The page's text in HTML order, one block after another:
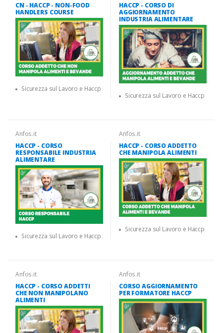
CN - HACCP - NON-FOOD
HANDLERS COURSE
Sicurezza sul Lavoro e Haccp
HACCP - CORSO DI
AGGIORNAMENTO
INDUSTRIA ALIMENTARE
Sicurezza sul Lavoro e Haccp
Anfos.it
HACCP - CORSO
RESPONSABILE INDUSTRIA
ALIMENTARE
Sicurezza sul Lavoro e Haccp
Anfos.it
HACCP - CORSO ADDETTO
CHE MANIPOLA ALIMENTI
Sicurezza sul Lavoro e Haccp
Anfos.it
HACCP - CORSO ADDETTI
CHE NON MANIPOLANO
ALIMENTI
Anfos.it
CORSO AGGIORNAMENTO
PER FORMATORE HACCP